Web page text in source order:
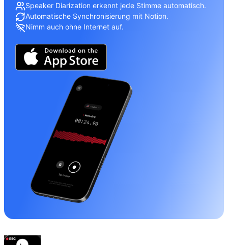
Speaker Diarization erkennt jede Stimme automatisch.
Automatische Synchronisierung mit Notion.
Nimm auch ohne Internet auf.